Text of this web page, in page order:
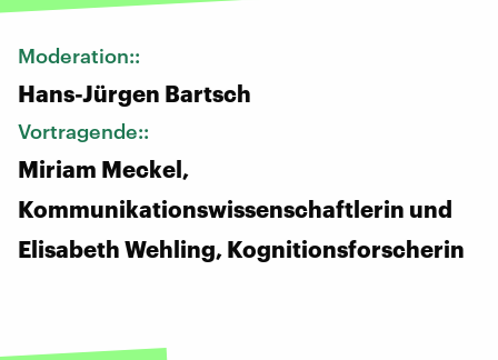
Moderation::
Hans-Jürgen Bartsch
Vortragende::
Miriam Meckel,
Kommunikationswissenschaftlerin und
Elisabeth Wehling, Kognitionsforscherin